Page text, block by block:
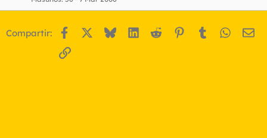
Compartir: Facebook BlueskyLinkedIn
Reddit Pinterest
Tumblr
Enlace